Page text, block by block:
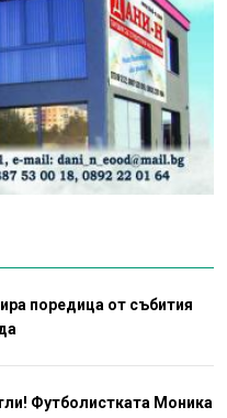
поредица от събития
Футболистката Моника